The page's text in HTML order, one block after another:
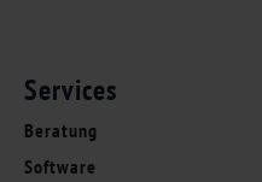
Services
Beratung
Software